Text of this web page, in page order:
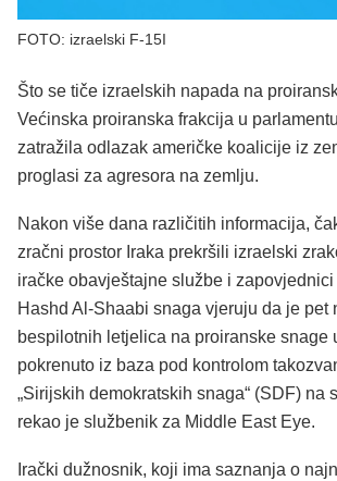
FOTO: izraelski F-15I
Što se tiče izraelskih napada na
Većinska proiranska frakcija u
zatražila odlazak američke koalicije iz
proglasi za agresora na zemlju.
Nakon više dana različitih informacija,
zračni prostor Iraka prekršili izraelski
iračke obavještajne službe i
Hashd Al-Shaabi snaga vjeruju da je pet
bespilotnih letjelica na proiranske snage
pokrenuto iz baza pod kontrolom
„Sirijskih demokratskih snaga“ (SDF) na
rekao je službenik za Middle East Eye.
Irački dužnosnik, koji ima saznanja o